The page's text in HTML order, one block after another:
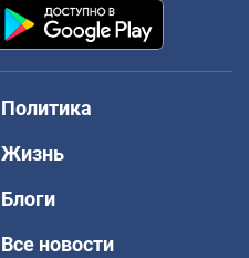
Политика
Жизнь
Блоги
Все новости